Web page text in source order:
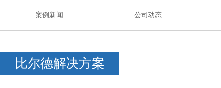
案例新闻 公司动态
比尔德解决方案